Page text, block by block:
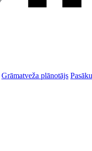
Grāmatveža plānotājs